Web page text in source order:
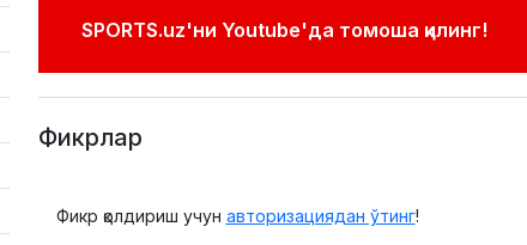
SPORTS.uz'ни Youtube'да томоша қилинг!
Фикрлар
Фикр қолдириш учун авторизациядан ўтинг!